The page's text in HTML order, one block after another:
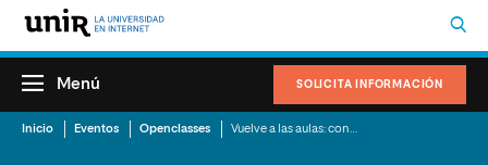
SOLICITA INFORMACIÓN
Menú
Inicio Eventos Openclasses